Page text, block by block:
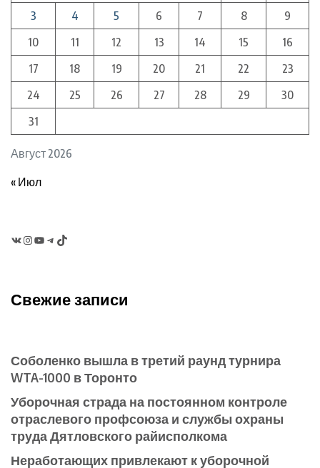
Август 2026
3
4 5 6 7 8
9
10
11 12 13 14 15
16
17
18 19 20 21 22
23
24
25 26 27 28 29
30
31
« Июл
Instagram
YouTubeTelegram
TikTok
Свежие записи
Соболенко вышла в третий раунд турнира
WTA-1000 в Торонто
Уборочная страда на постоянном контроле
отраслевого профсоюза и службы охраны
труда Дятловского райисполкома
Неработающих привлекают к уборочной